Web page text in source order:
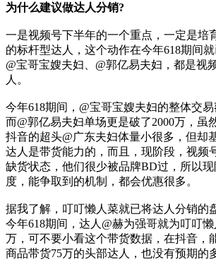
为什么建议做达人分销?
一是视频号下半年的一个重点，一定是培
的标杆型达人，这个动作在今年618期间
@宝哥宝嫂夫妇、@郭亿易夫妇，都是视
人。
今年618期间，@宝哥宝嫂夫妇的整体交易
而@郭亿易夫妇单场更是破了2000万，虽
抖音的超头@广东夫妇体量小很多，但却
达人是带货能力的，而且，现阶段，视频
缺货状态，他们很少被品牌BD过，所以
度，能争取到的机制，都会优惠很多。
据我了解，叮叮懒人菜就已将达人分销的
今年618期间，达人@赫为强哥就为叮叮
万，可不要小看这个带货数据，在抖音，
商品带货75万的头部达人，也没有预期的